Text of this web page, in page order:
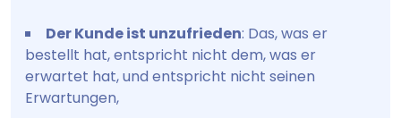
Der Kunde ist unzufrieden: Das, was er
bestellt hat, entspricht nicht dem, was er
erwartet hat, und entspricht nicht seinen
Erwartungen,